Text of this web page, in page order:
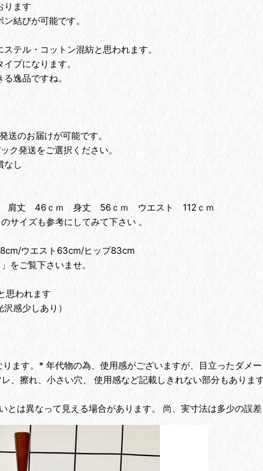
ります
結びが可能です。
テル・コットン混紡と思われます。
プになります。
逸品ですね。
送のお届けが可能です。
ク発送をご選択ください。
なし
丈 46ｃｍ 身丈 56ｃｍ ウエスト 112ｃｍ
サイズも参考にしてみて下さい 。
ウエスト63cm/ヒップ83cm
をご覧下さいませ。
われます
感少しあり）
。* 年代物の為、使用感がございますが、目立ったダメー
、擦れ、小さい穴、 使用感など記載しきれない部分もありま
とは異なって見える場合があります。 尚、実寸法は多少の誤